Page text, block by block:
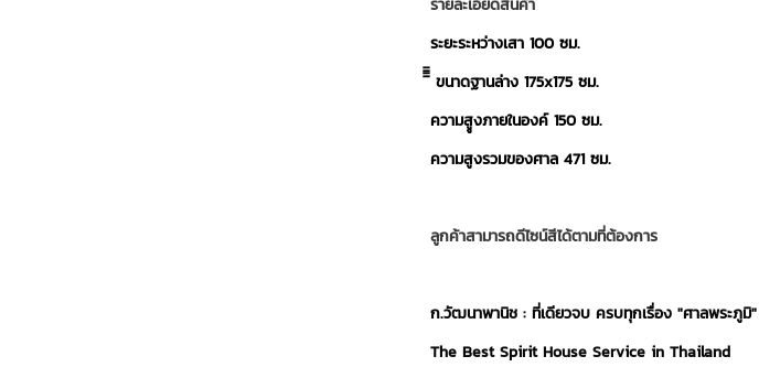
รายละเอียดสินค้า
ระยะระหว่างเสา 100 ซม.
ิิิิ ขนาดฐานล่าง 175x175 ซม.
ความสููงภายในองค์ 150 ซม.
ความสูงรวมของศาล 471 ซม.
ลูกค้าสามารถดีไซน์สีได้ตามที่ต้องการ
ก.วัฒนาพานิช : ที่เดียวจบ ครบทุกเรื่อง "ศาลพระภูมิ"
The Best Spirit House Service in Thailand